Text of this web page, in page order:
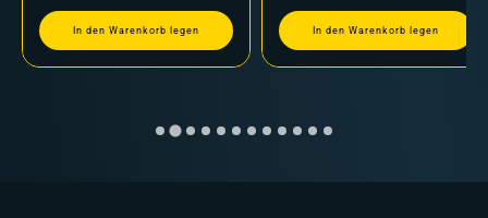
In den Warenkorb legen In den Warenkorb legen